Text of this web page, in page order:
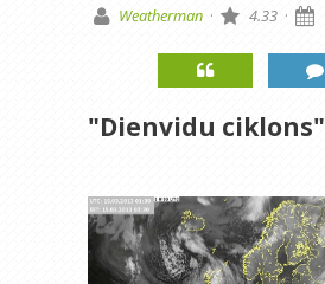
Weatherman · 4.33 ·
"Dienvidu ciklons"